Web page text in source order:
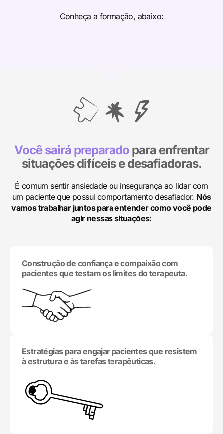
Conheça a formação, abaixo:
Você sairá preparadopara enfrentar
situações difíceis e desafiadoras.
É comum sentir ansiedade ou insegurança ao lidar com
um paciente que possui comportamento desafiador. Nós
vamos trabalhar juntos para entender como você pode
agir nessas situações:
Construção de confiança e compaixão com
pacientes que testam os limites do terapeuta.
Estratégias para engajar pacientes que resistem
à estrutura e às tarefas terapêuticas.